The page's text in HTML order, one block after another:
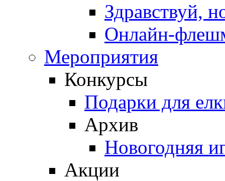
Здравствуй,
Онлайн-
Мероприятия
Конкурсы
Подарки для
Архив
Новогодняя
Акции